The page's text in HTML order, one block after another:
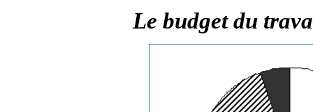
Le budget du